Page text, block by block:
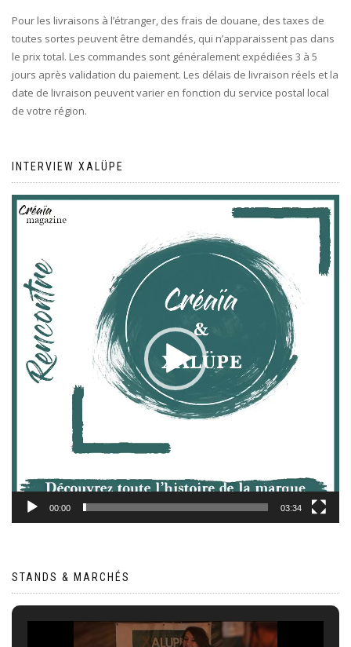
Pour les livraisons à l’étranger, des frais de douane, des taxes de
toutes sortes peuvent être demandés, qui n’apparaissent pas dans
le prix total. Les commandes sont généralement expédiées 3 à 5
jours après validation du paiement. Les délais de livraison réels et la
date de livraison peuvent varier en fonction du service postal local
de votre région.
INTERVIEW XALÜPE
Lecteur
vidéo
00:00 03:34
STANDS & MARCHÉS